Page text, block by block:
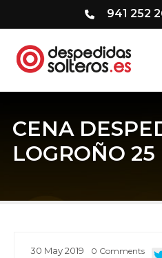
941 252
CENA
LOGROÑO 25
30 May2019 0 Comments